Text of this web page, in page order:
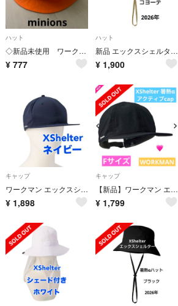
ハット
◇新品未使用 ワークマン×minionsハット 男女兼用
¥ 777
ハット
新品 エックスシェルター 暑熱αハット コヨーテ 2026年 ワークマン
¥ 1,900
キャップ
ワークマン エックスシェルター ネイビー キャップ フリーサイズ
¥ 1,898
キャップ
【新品】ワークマン エックスシェルター 暑熱キャップ ブラック 帽子 黒 人気
¥ 1,799